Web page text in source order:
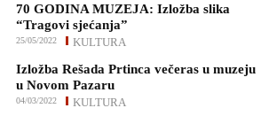
70 GODINA MUZEJA: Izložba slika
“Tragovi sjećanja”
KULTURA
25/05/2022
Izložba Rešada Prtinca večeras u muzeju
u Novom Pazaru
KULTURA
04/03/2022